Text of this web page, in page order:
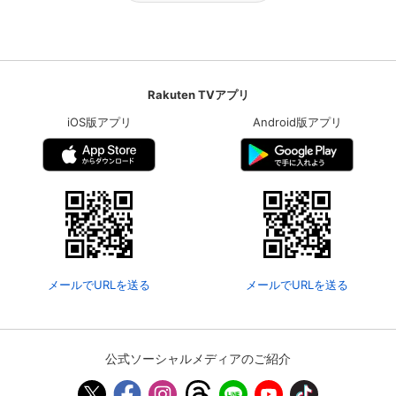
Rakuten TVアプリ
iOS版アプリ
メールでURLを送る
Android版アプリ
メールでURLを送る
公式ソーシャルメディアのご紹介